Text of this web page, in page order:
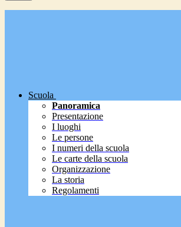
Scuola
Panoramica
Presentazione
I luoghi
Le persone
I numeri della scuola
Le carte della scuola
Organizzazione
La storia
Regolamenti